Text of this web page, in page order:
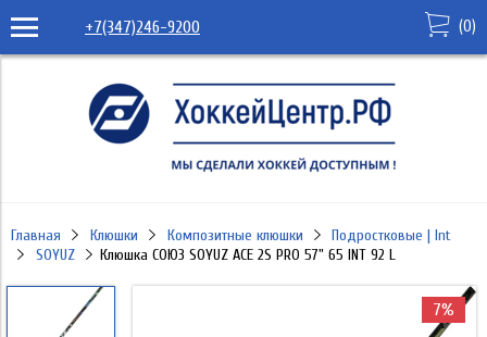
+7(347)246-9200 (0)
Главная Клюшки Композитные клюшки
Подростковые | Int
SOYUZ
Клюшка СОЮЗ SOYUZ ACE 2S PRO 57" 65 INT 92 L
7%